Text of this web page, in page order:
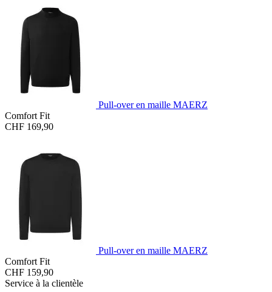
Pull-over en maille MAERZ
Comfort Fit
CHF 169,90
Pull-over en maille MAERZ
Comfort Fit
CHF 159,90
Service à la clientèle